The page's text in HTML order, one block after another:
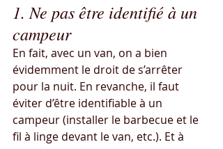
1. Ne pas être identifié à un
campeur
En fait, avec un van, on a bien
évidemment le droit de s’arrêter
pour la nuit. En revanche, il faut
éviter d’être identifiable à un
campeur (installer le barbecue et le
fil à linge devant le van, etc.). Et à